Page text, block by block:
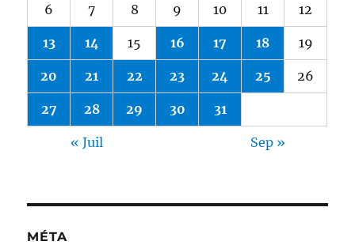
6 7 8 9 10 11 12
13 14 15 16 17 18 19
20 21 22 23 24 25 26
27 28 29 30 31
« Juil Sep »
MÉTA